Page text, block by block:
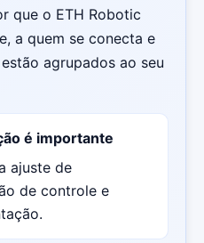
que o ETH Robotic
a quem se conecta e
agrupados ao seu
é importante
ajuste de
de controle e